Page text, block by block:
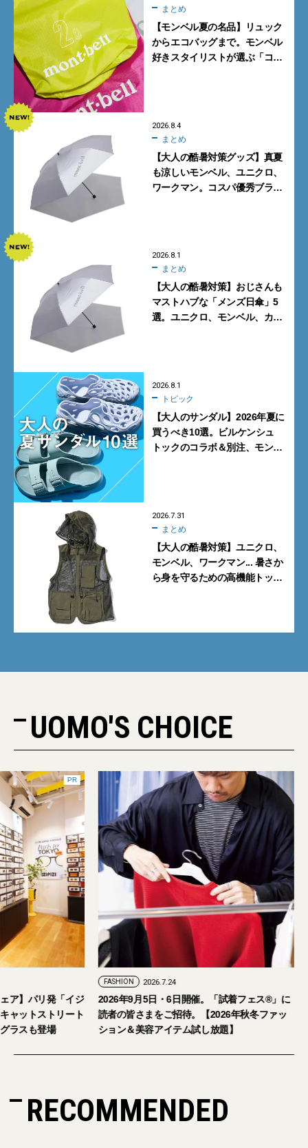
まとめ
【モンベル夏の名品】リュック
からエコバッグまで。モンベル
好きスタイリストが選ぶ「コス
2026.8.4
まとめ
【大人の酷暑対策グッズ】真夏
も涼しいモンベル、ユニクロ、
ワークマン。コスパ優秀ブラン
2026.8.1
まとめ
【大人の酷暑対策】おじさんも
マストハブな「メンズ日傘」5
選。ユニクロ、モンベル、カリ
2026.8.1
トピック
【大人のサンダル】2026年夏に
買うべき10選。ビルケンシュ
トックのコラボ＆別注、モンベ
2026.7.31
まとめ
【大人の酷暑対策】ユニクロ、
モンベル、ワークマン... 暑さか
ら身を守るための高機能トップ
UOMO'S CHOICE
PR
【おしゃれな大人のアイウェア】パリ発「イジ
ピジ」が国内初の旗艦店をキャットストリート
にオープン。日本限定サングラスも登場
2026年9月5日・6
読者の皆さまをご
ション＆美容アイ
RECOMMENDED